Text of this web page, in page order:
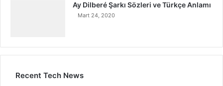
Ay Dilberé Şarkı Sözleri ve Türkçe Anlamı
Mart 24, 2020
Recent Tech News